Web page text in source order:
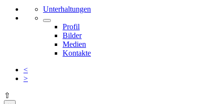
Unterhaltungen
Profil
Bilder
Medien
Kontakte
<
>
⇧